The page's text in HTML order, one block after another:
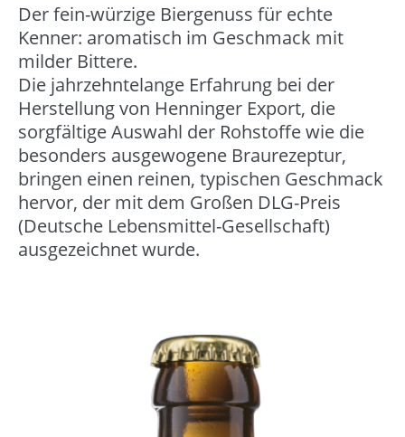
Der fein-würzige Biergenuss für echte
Kenner: aromatisch im Geschmack mit
milder Bittere.
Die jahrzehntelange Erfahrung bei der
Herstellung von Henninger Export, die
sorgfältige Auswahl der Rohstoffe wie die
besonders ausgewogene Braurezeptur,
bringen einen reinen, typischen Geschmack
hervor, der mit dem Großen DLG-Preis
(Deutsche Lebensmittel-Gesellschaft)
ausgezeichnet wurde.